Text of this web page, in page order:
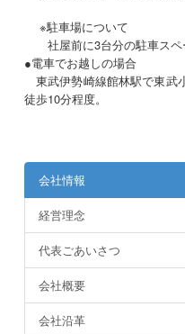
※駐車場について
社屋前に3台分の駐車スペ
●電車でお越しの場合
東武伊勢崎線館林駅で東武
徒歩10分程度。
会社情報
経営理念
代表ごあいさつ
会社概要
会社沿革